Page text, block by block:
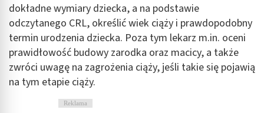
dokładne wymiary dziecka, a na podstawie
odczytanego CRL, określić wiek ciąży i prawdopodobny
termin urodzenia dziecka. Poza tym lekarz m.in. oceni
prawidłowość budowy zarodka oraz macicy, a także
zwróci uwagę na zagrożenia ciąży, jeśli takie się pojawią
na tym etapie ciąży.
Reklama
Pomiar efektywności treści
Rozumienie odbiorców dzięki statystyce lub
kombinacji danych z różnych źródeł
Rozwój i ulepszanie usług
Wykorzystywanie ograniczonych danych do
wyboru treści